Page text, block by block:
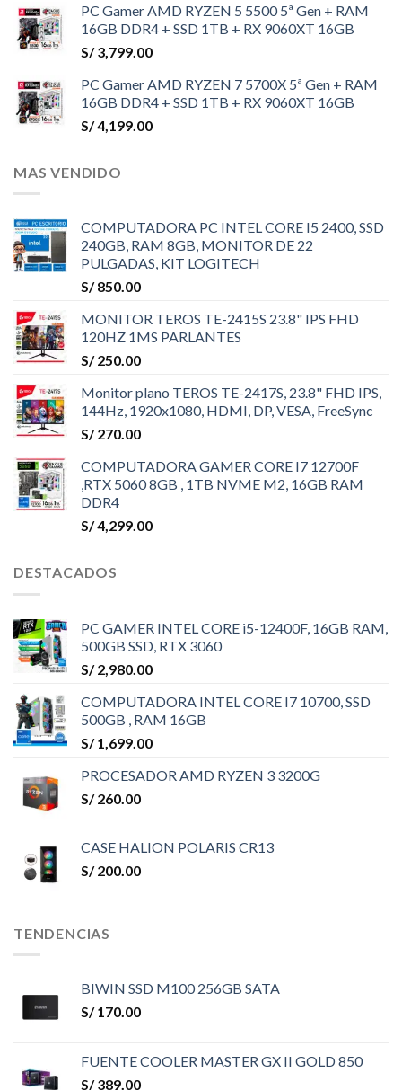
PC Gamer AMD RYZEN 5 5500 5ª Gen + RAM
16GB DDR4 + SSD 1TB + RX 9060XT 16GB
S/3,799.00
PC Gamer AMD RYZEN 7 5700X 5ª Gen + RAM
16GB DDR4 + SSD 1TB + RX 9060XT 16GB
S/4,199.00
MAS VENDIDO
COMPUTADORA PC INTEL CORE I5 2400, SSD
240GB, RAM 8GB, MONITOR DE 22
PULGADAS, KIT LOGITECH
S/850.00
MONITOR TEROS TE-2415S 23.8" IPS FHD
120HZ 1MS PARLANTES
S/250.00
Monitor plano TEROS TE-2417S, 23.8" FHD IPS,
144Hz, 1920x1080, HDMI, DP, VESA, FreeSync
S/270.00
COMPUTADORA GAMER CORE I7 12700F
,RTX 5060 8GB , 1TB NVME M2, 16GB RAM
DDR4
S/4,299.00
DESTACADOS
PC GAMER INTEL CORE i5-12400F, 16GB RAM,
500GB SSD, RTX 3060
S/2,980.00
COMPUTADORA INTEL CORE I7 10700, SSD
500GB , RAM 16GB
S/1,699.00
PROCESADOR AMD RYZEN 3 3200G
S/260.00
CASE HALION POLARIS CR13
S/200.00
TENDENCIAS
BIWIN SSD M100 256GB SATA
S/170.00
FUENTE COOLER MASTER GX II GOLD 850
S/389.00